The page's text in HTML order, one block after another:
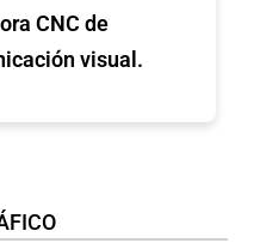
CNC de
visual.